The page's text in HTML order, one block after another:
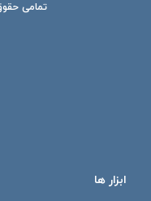
تمامی
ابزار ها